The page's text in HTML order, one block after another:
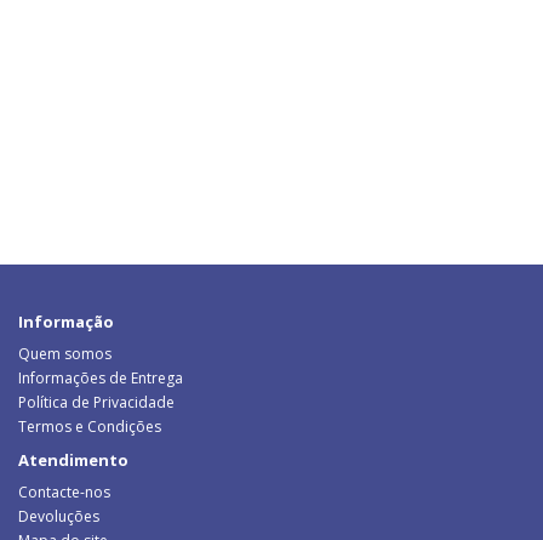
Informação
Quem somos
Informações de Entrega
Política de Privacidade
Termos e Condições
Atendimento
Contacte-nos
Devoluções